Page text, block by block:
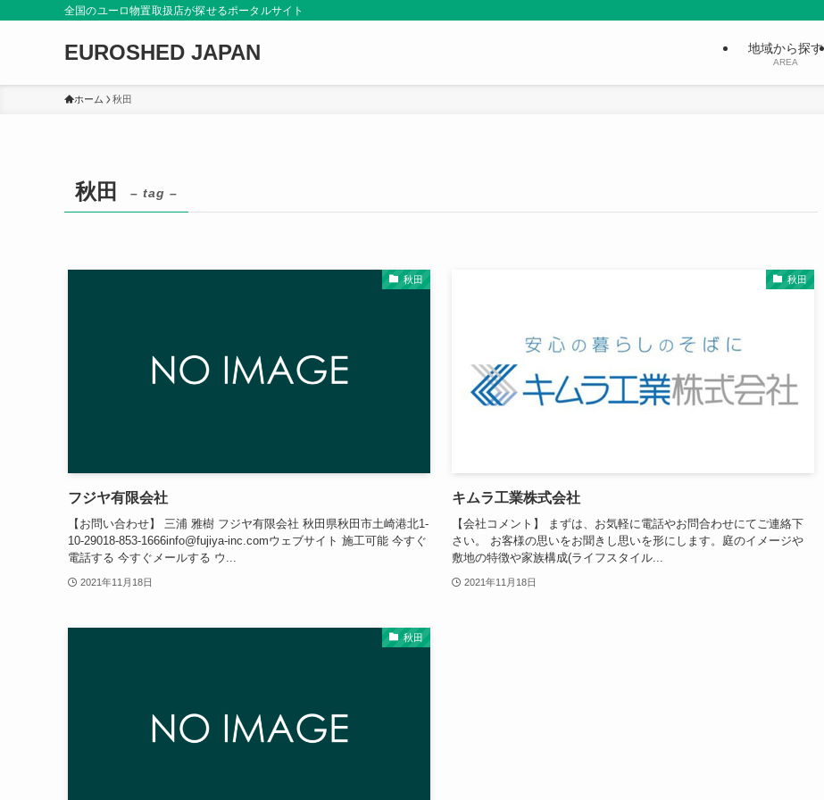
全国のユーロ物置取扱店が探せるポータルサイト
EUROSHED JAPAN 地域から探す
AREA
ホーム 秋田
秋田 – tag –
秋田
フジヤ有限会社
【お問い合わせ】 三浦 雅樹 フジヤ有限会社 秋田県秋田市土崎港北1-
10-29018-853-1666info@fujiya-inc.comウェブサイト 施工可能 今すぐ
電話する 今すぐメールする ウ...
2021年11月18日
秋田
キムラ工業株式会社
【会社コメント】 まずは、お気軽に電話やお問合わせにてご連絡下
さい。 お客様の思いをお聞きし思いを形にします。庭のイメージや
敷地の特徴や家族構成(ライフスタイル...
2021年11月18日
秋田